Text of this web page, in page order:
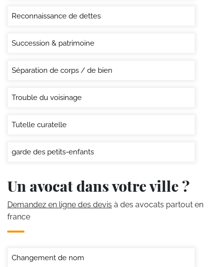
Reconnaissance de dettes
Succession & patrimoine
Séparation de corps / de bien
Trouble du voisinage
Tutelle curatelle
garde des petits-enfants
Un avocat dans votre ville ?
Demandez en ligne des devis à des avocats partout en
france
Changement de nom